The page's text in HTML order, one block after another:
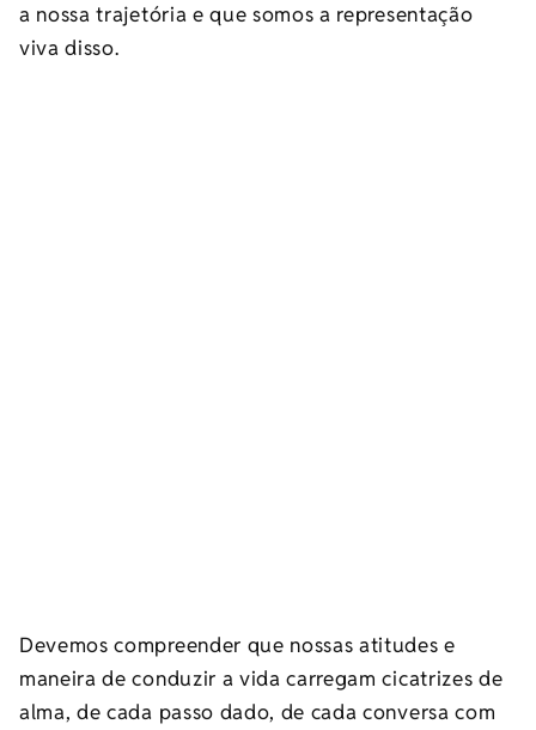
a nossa trajetória e que somos a representação
viva disso.
Devemos compreender que nossas atitudes e
maneira de conduzir a vida carregam cicatrizes de
alma, de cada passo dado, de cada conversa com